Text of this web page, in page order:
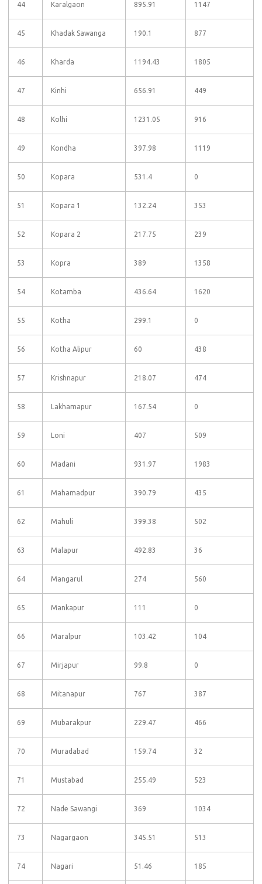
44 Karalgaon 895.91 1147
45 Khadak Sawanga 190.1 877
46 Kharda 1194.43 1805
47 Kinhi 656.91 449
48 Kolhi 1231.05 916
49 Kondha 397.98 1119
50 Kopara 531.4 0
51 Kopara 1 132.24 353
52 Kopara 2 217.75 239
53 Kopra 389 1358
54 Kotamba 436.64 1620
55 Kotha 299.1 0
56 Kotha Alipur 60 438
57 Krishnapur 218.07 474
58 Lakhamapur 167.54 0
59 Loni 407 509
60 Madani 931.97 1983
61 Mahamadpur 390.79 435
62 Mahuli 399.38 502
63 Malapur 492.83 36
64 Mangarul 274 560
65 Mankapur 111 0
66 Maralpur 103.42 104
67 Mirjapur 99.8 0
68 Mitanapur 767 387
69 Mubarakpur 229.47 466
70 Muradabad 159.74 32
71 Mustabad 255.49 523
72 Nade Sawangi 369 1034
73 Nagargaon 345.51 513
74 Nagari 51.46 185